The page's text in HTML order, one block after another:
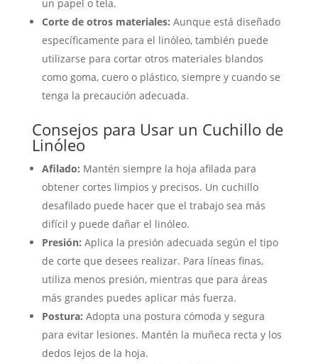
un papel o tela.
Corte de otros materiales: Aunque está diseñado
específicamente para el linóleo, también puede
utilizarse para cortar otros materiales blandos
como goma, cuero o plástico, siempre y cuando se
tenga la precaución adecuada.
Consejos para Usar un Cuchillo de
Linóleo
Afilado: Mantén siempre la hoja afilada para
obtener cortes limpios y precisos. Un cuchillo
desafilado puede hacer que el trabajo sea más
difícil y puede dañar el linóleo.
Presión: Aplica la presión adecuada según el tipo
de corte que desees realizar. Para líneas finas,
utiliza menos presión, mientras que para áreas
más grandes puedes aplicar más fuerza.
Postura: Adopta una postura cómoda y segura
para evitar lesiones. Mantén la muñeca recta y los
dedos lejos de la hoja.